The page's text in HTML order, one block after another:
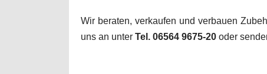
Wir beraten, verkaufen und verbauen
uns an unter Tel. 06564 9675-20 oder